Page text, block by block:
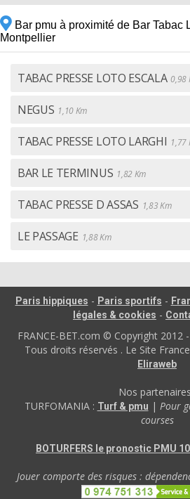
Bar pmu à proximité de Bar Tabac
Montpellier
TABAC PRESSE LOTO ESCALA 0,98
NEGUS 1,10 Km
TABAC PRESSE LOTO LARGHI 1,77
BAR LE TERMINUS 1,82 Km
TABAC PRESSE D ASSAS 1,83 Km
LE PASSAGE 1,88 Km
Paris hippiques - Paris sportifs -
légales & cookies -
FRANCE-BET.com © Copyright 2012
Tous droits réservés . Le Site
Eliraweb
Nos
TURFOMANIA : Turf & pmu | Pour
courses
BOTURFERS le pronostic PMU
Jouer comporte des risques :